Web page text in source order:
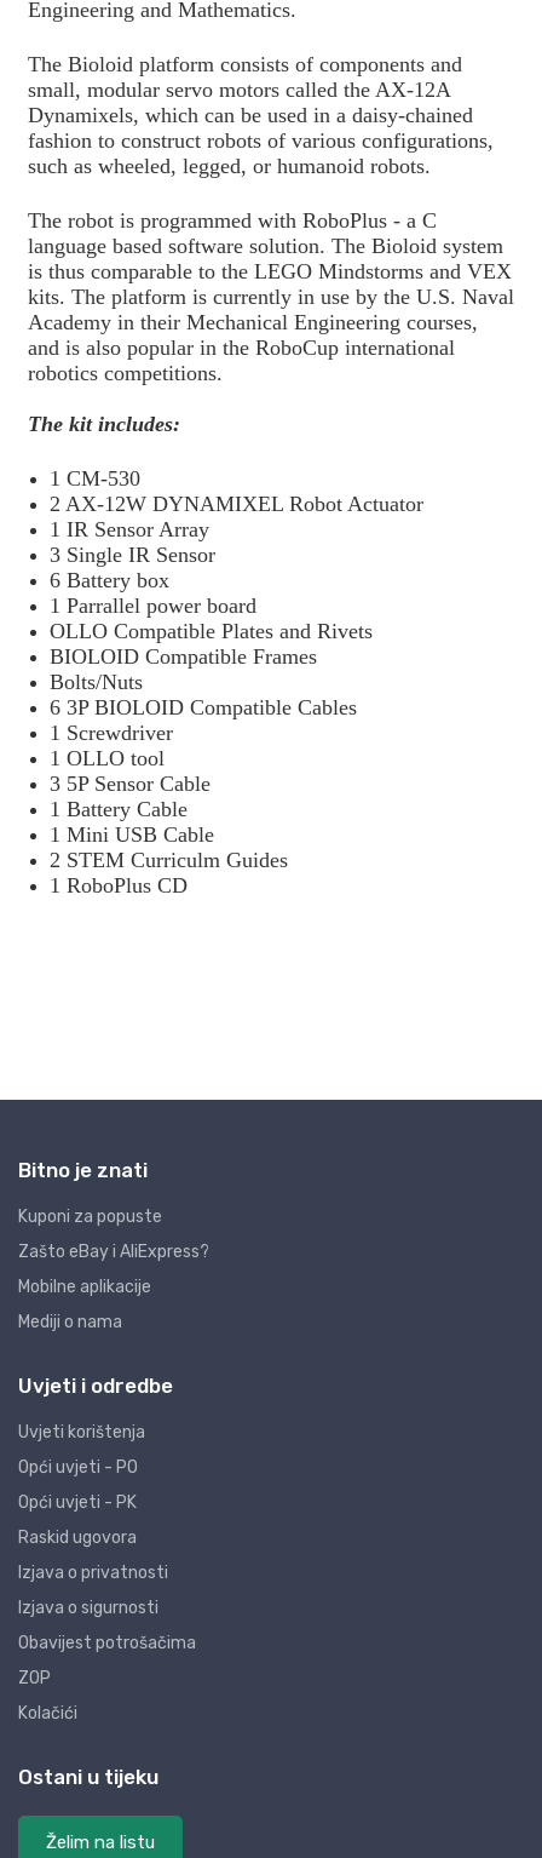
Bitno je znati
Kuponi za popuste
Zašto eBay i AliExpress?
Mobilne aplikacije
Mediji o nama
Uvjeti i odredbe
Uvjeti korištenja
Opći uvjeti - PO
Opći uvjeti - PK
Raskid ugovora
Izjava o privatnosti
Izjava o sigurnosti
Obavijest potrošačima
ZOP
Kolačići
Ostani u tijeku
Želim na listu